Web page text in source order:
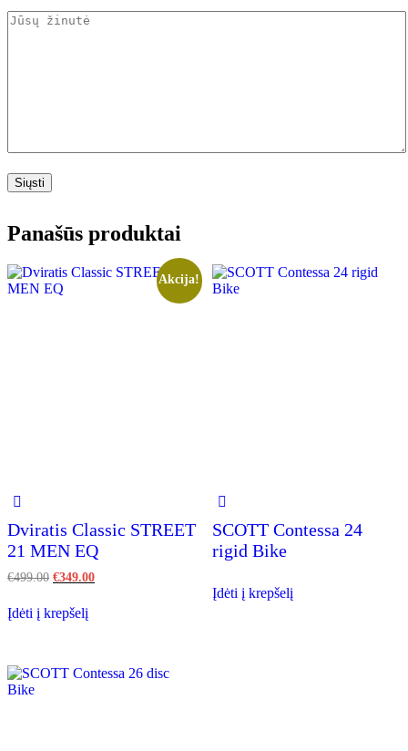
Panašūs produktai
Akcija!
Dviratis Classic STREET
21 MEN EQ
€499.00 €349.00
Įdėti į krepšelį
SCOTT Contessa 24
rigid Bike
Įdėti į krepšelį